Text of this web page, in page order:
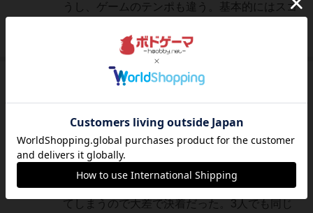
うし、ゲームのテンポも違う。基本的にはスゴ
続きを読む（5年弱前）
1名 0
3人と4人でプレイしました。個人的に4人は推
奨できない。なぜならバッティングしまくるか
ら。ゲームとしてはそれがいいのだろうけど、
バッティングしない人が出るとその人だけ走っ
てしまうので大差で決着だった。3人でも同じ
ードライバー